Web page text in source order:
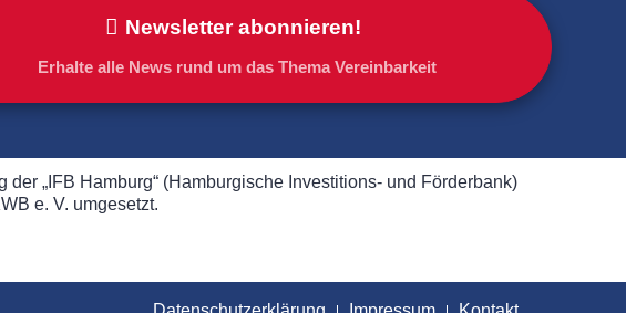
Newsletter abonnieren!
Erhalte alle News rund um das Thema Vereinbarkeit
„IFB Hamburg“ (Hamburgische Investitions- und Förderbank)
e. V. umgesetzt.